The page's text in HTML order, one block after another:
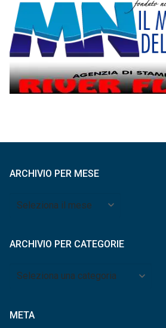
ARCHIVIO PER MESE
Archivio
ARCHIVIO PER CATEGORIE
Archivio
META